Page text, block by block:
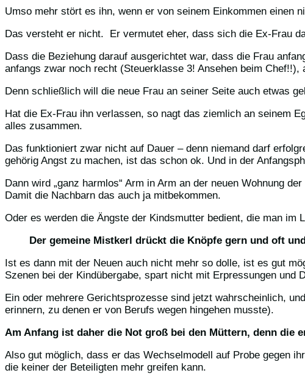
Umso mehr stört es ihn, wenn er von seinem Einkommen einen
Das versteht er nicht. Er vermutet eher, dass sich die Ex-Frau
Dass die Beziehung darauf ausgerichtet war, dass die Frau
anfangs zwar noch recht (Steuerklasse 3! Ansehen beim
Denn schließlich will die neue Frau an seiner Seite auch etwas
Hat die Ex-Frau ihn verlassen, so nagt das ziemlich an seinem
alles zusammen.
Das funktioniert zwar nicht auf Dauer – denn niemand darf
gehörig Angst zu machen, ist das schon ok. Und in der
Dann wird „ganz harmlos“ Arm in Arm an der neuen Wohnung
Damit die Nachbarn das auch ja mitbekommen.
Oder es werden die Ängste der Kindsmutter bedient, die man
Der gemeine Mistkerl drückt die Knöpfe gern und oft
Ist es dann mit der Neuen auch nicht mehr so dolle, ist es gut
Szenen bei der Kindübergabe, spart nicht mit Erpressungen und
Ein oder mehrere Gerichtsprozesse sind jetzt wahrscheinlich,
erinnern, zu denen er von Berufs wegen hingehen musste).
Am Anfang ist daher die Not groß bei den Müttern, denn die
Also gut möglich, dass er das Wechselmodell auf Probe gegen
die keiner der Beteiligten mehr greifen kann.